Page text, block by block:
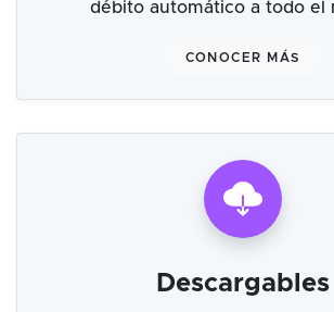
débito automático a todo el
CONOCER MÁS
Descargables